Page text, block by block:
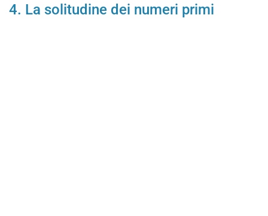
4. La solitudine dei numeri primi